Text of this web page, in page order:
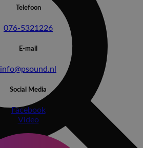
Telefoon
076-5321226
E-mail
info@psound.nl
Social Media
Facebook
Video